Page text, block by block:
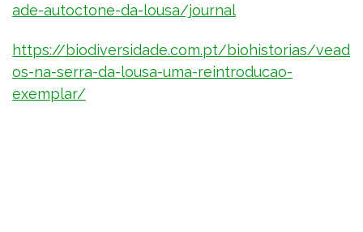
ade-autoctone-da-lousa/journal
https://biodiversidade.com.pt/biohistorias/vead
os-na-serra-da-lousa-uma-reintroducao-
exemplar/